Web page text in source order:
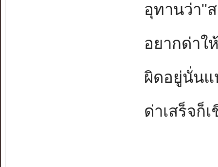
อุทานว่า"
อยากด่าใ
ผิดอยู่นั่นแ
ด่าเสร็จก็